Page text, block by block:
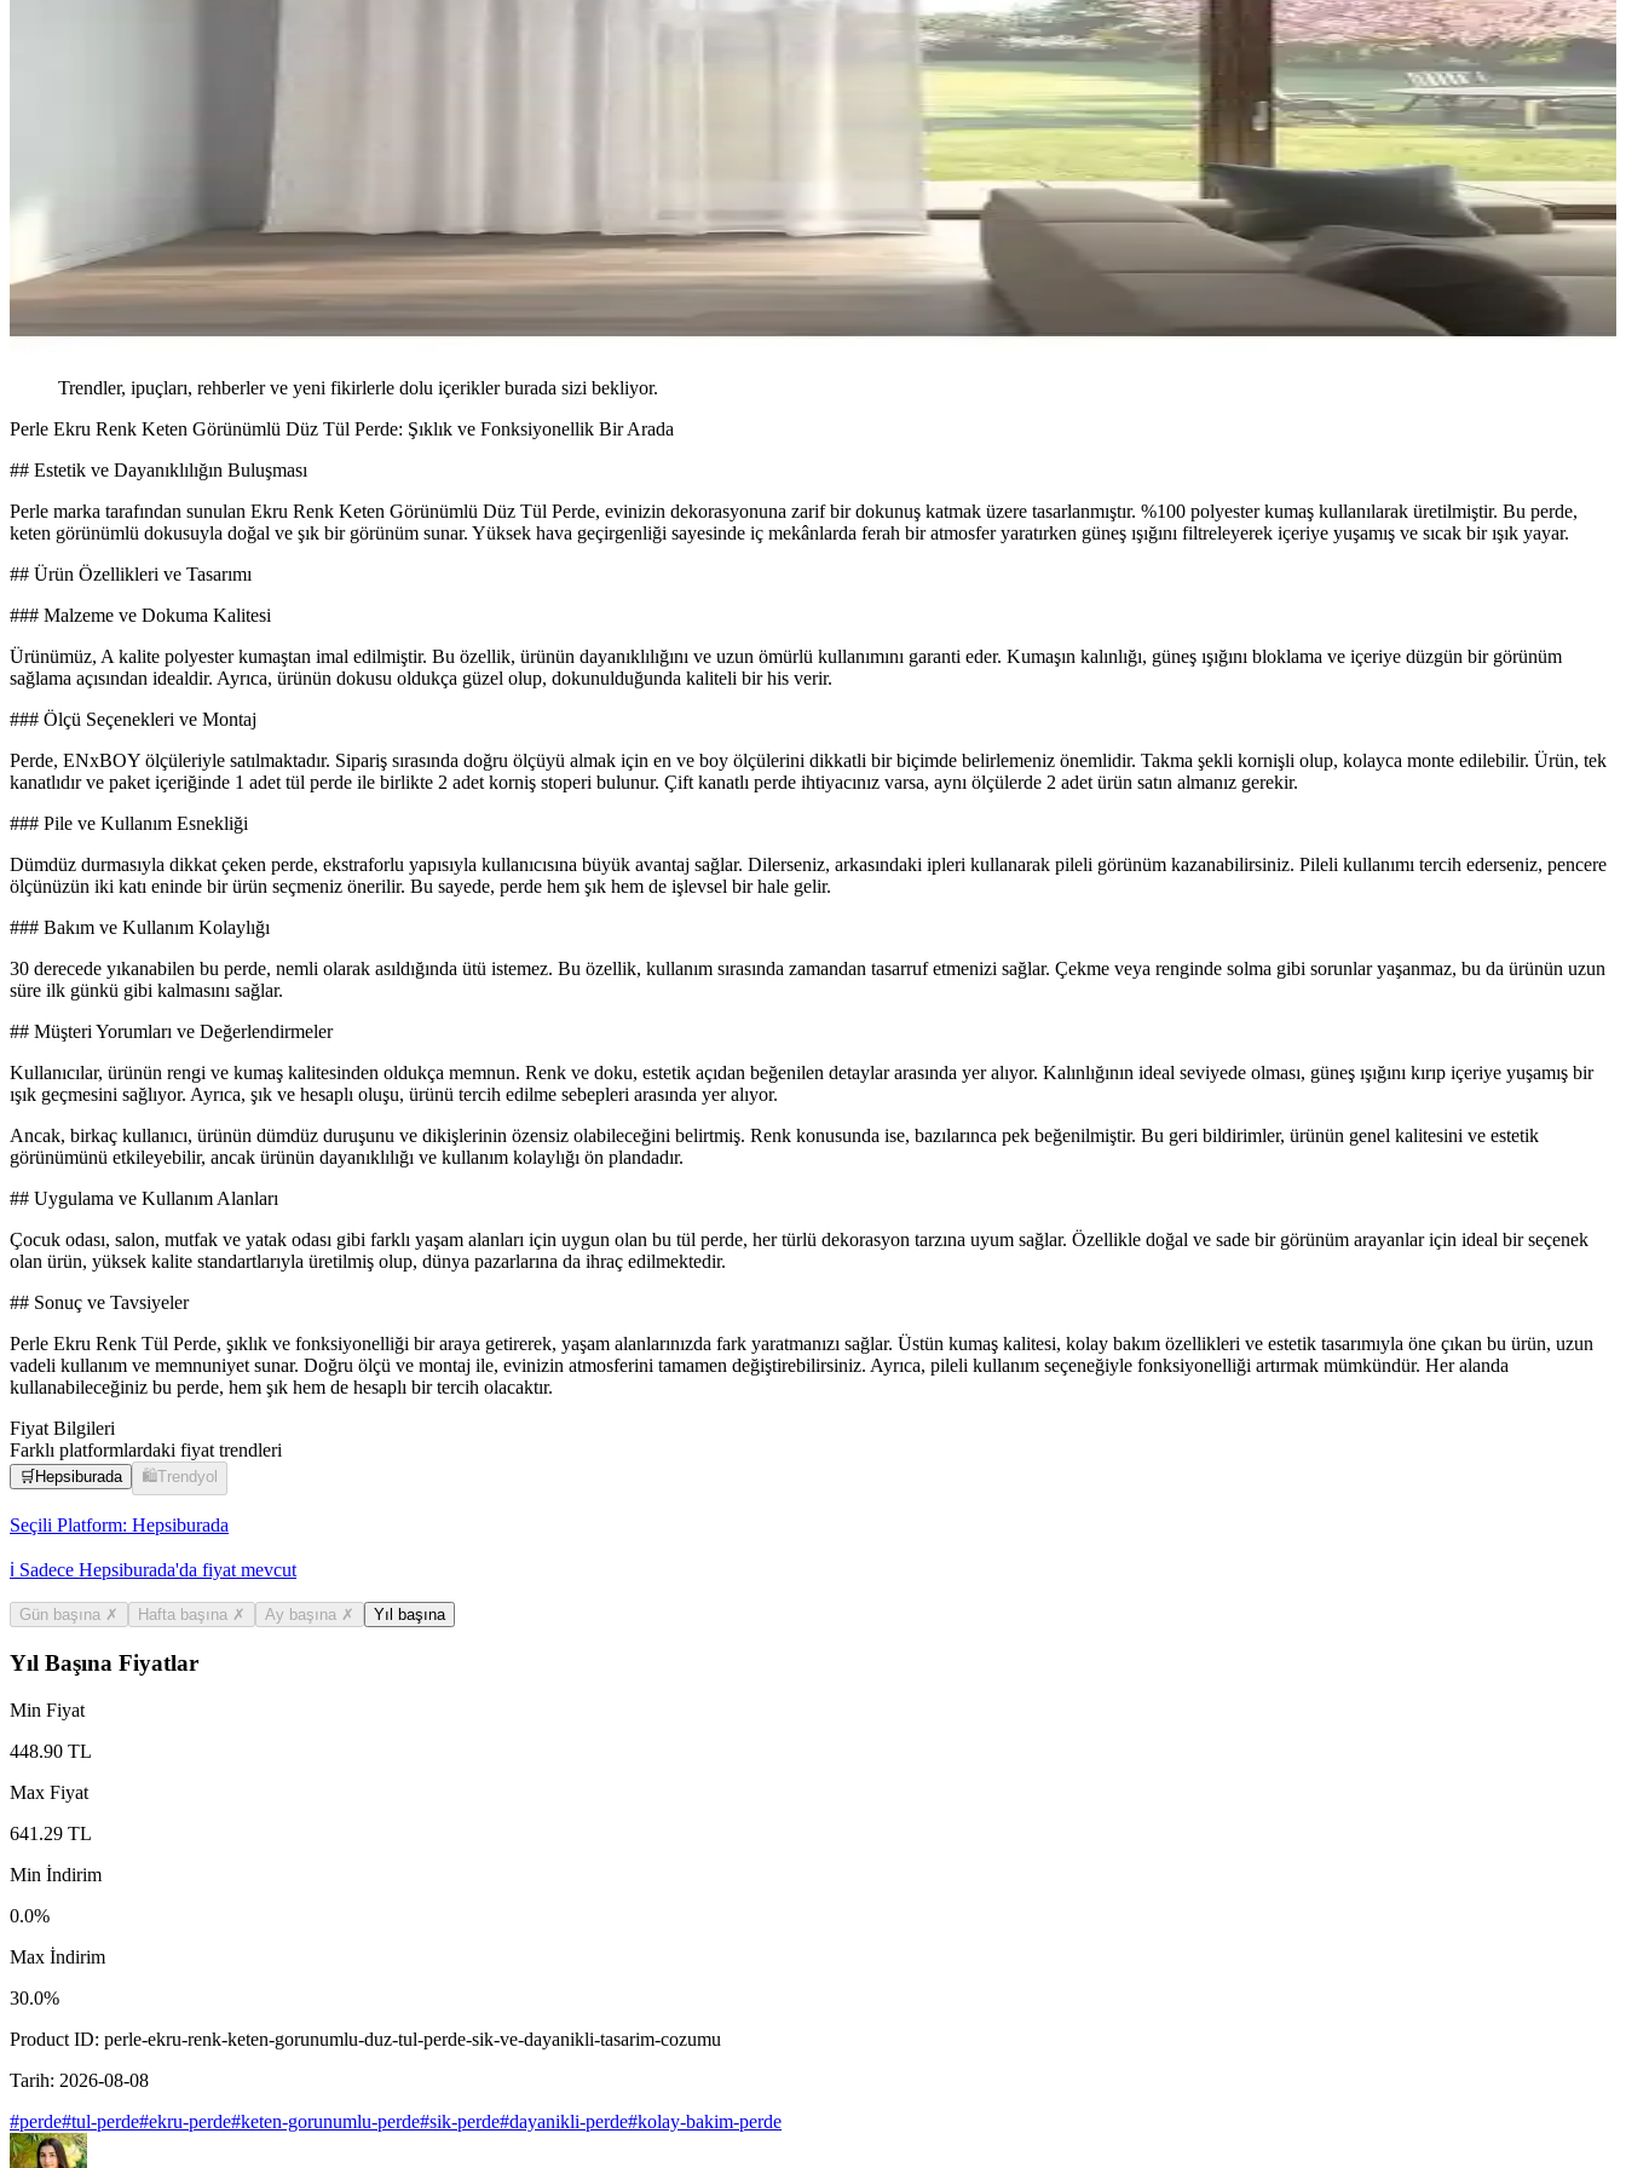
Trendler, ipuçları, rehberler ve yeni fikirlerle dolu içerikler burada sizi bekliyor.
Perle Ekru Renk Keten Görünümlü Düz Tül Perde: Şıklık ve Fonksiyonellik Bir Arada
## Estetik ve Dayanıklılığın Buluşması
Perle marka tarafından sunulan Ekru Renk Keten Görünümlü Düz Tül Perde, evinizin dekorasyonuna zarif bir dokunuş katmak üzere tasarlanmıştır. %100 polyester kumaş kullanılarak üretilmiştir. Bu perde,
keten görünümlü dokusuyla doğal ve şık bir görünüm sunar. Yüksek hava geçirgenliği sayesinde iç mekânlarda ferah bir atmosfer yaratırken güneş ışığını filtreleyerek içeriye yuşamış ve sıcak bir ışık yayar.
## Ürün Özellikleri ve Tasarımı
### Malzeme ve Dokuma Kalitesi
Ürünümüz, A kalite polyester kumaştan imal edilmiştir. Bu özellik, ürünün dayanıklılığını ve uzun ömürlü kullanımını garanti eder. Kumaşın kalınlığı, güneş ışığını bloklama ve içeriye düzgün bir görünüm
sağlama açısından idealdir. Ayrıca, ürünün dokusu oldukça güzel olup, dokunulduğunda kaliteli bir his verir.
### Ölçü Seçenekleri ve Montaj
Perde, ENxBOY ölçüleriyle satılmaktadır. Sipariş sırasında doğru ölçüyü almak için en ve boy ölçülerini dikkatli bir biçimde belirlemeniz önemlidir. Takma şekli kornişli olup, kolayca monte edilebilir. Ürün, tek
kanatlıdır ve paket içeriğinde 1 adet tül perde ile birlikte 2 adet korniş stoperi bulunur. Çift kanatlı perde ihtiyacınız varsa, aynı ölçülerde 2 adet ürün satın almanız gerekir.
### Pile ve Kullanım Esnekliği
Dümdüz durmasıyla dikkat çeken perde, ekstraforlu yapısıyla kullanıcısına büyük avantaj sağlar. Dilerseniz, arkasındaki ipleri kullanarak pileli görünüm kazanabilirsiniz. Pileli kullanımı tercih ederseniz, pencere
ölçünüzün iki katı eninde bir ürün seçmeniz önerilir. Bu sayede, perde hem şık hem de işlevsel bir hale gelir.
### Bakım ve Kullanım Kolaylığı
30 derecede yıkanabilen bu perde, nemli olarak asıldığında ütü istemez. Bu özellik, kullanım sırasında zamandan tasarruf etmenizi sağlar. Çekme veya renginde solma gibi sorunlar yaşanmaz, bu da ürünün uzun
süre ilk günkü gibi kalmasını sağlar.
## Müşteri Yorumları ve Değerlendirmeler
Kullanıcılar, ürünün rengi ve kumaş kalitesinden oldukça memnun. Renk ve doku, estetik açıdan beğenilen detaylar arasında yer alıyor. Kalınlığının ideal seviyede olması, güneş ışığını kırıp içeriye yuşamış bir
ışık geçmesini sağlıyor. Ayrıca, şık ve hesaplı oluşu, ürünü tercih edilme sebepleri arasında yer alıyor.
Ancak, birkaç kullanıcı, ürünün dümdüz duruşunu ve dikişlerinin özensiz olabileceğini belirtmiş. Renk konusunda ise, bazılarınca pek beğenilmiştir. Bu geri bildirimler, ürünün genel kalitesini ve estetik
görünümünü etkileyebilir, ancak ürünün dayanıklılığı ve kullanım kolaylığı ön plandadır.
## Uygulama ve Kullanım Alanları
Çocuk odası, salon, mutfak ve yatak odası gibi farklı yaşam alanları için uygun olan bu tül perde, her türlü dekorasyon tarzına uyum sağlar. Özellikle doğal ve sade bir görünüm arayanlar için ideal bir seçenek
olan ürün, yüksek kalite standartlarıyla üretilmiş olup, dünya pazarlarına da ihraç edilmektedir.
## Sonuç ve Tavsiyeler
Perle Ekru Renk Tül Perde, şıklık ve fonksiyonelliği bir araya getirerek, yaşam alanlarınızda fark yaratmanızı sağlar. Üstün kumaş kalitesi, kolay bakım özellikleri ve estetik tasarımıyla öne çıkan bu ürün, uzun
vadeli kullanım ve memnuniyet sunar. Doğru ölçü ve montaj ile, evinizin atmosferini tamamen değiştirebilirsiniz. Ayrıca, pileli kullanım seçeneğiyle fonksiyonelliği artırmak mümkündür. Her alanda
kullanabileceğiniz bu perde, hem şık hem de hesaplı bir tercih olacaktır.
Fiyat Bilgileri
Farklı platformlardaki fiyat trendleri
🛒 Hepsiburada 🛍️Trendyol
Seçili Platform: Hepsiburada
ℹ️ Sadece Hepsiburada'da fiyat mevcut
Gün başına ✗ Hafta başına ✗ Ay başına ✗ Yıl başına
Yıl Başına Fiyatlar
Min Fiyat
448.90 TL
Max Fiyat
641.29 TL
Min İndirim
0.0%
Max İndirim
30.0%
Product ID: perle-ekru-renk-keten-gorunumlu-duz-tul-perde-sik-ve-dayanikli-tasarim-cozumu
Tarih: 2026-08-08
#perde#tul-perde#ekru-perde#keten-gorunumlu-perde#sik-perde#dayanikli-perde#kolay-bakim-perde